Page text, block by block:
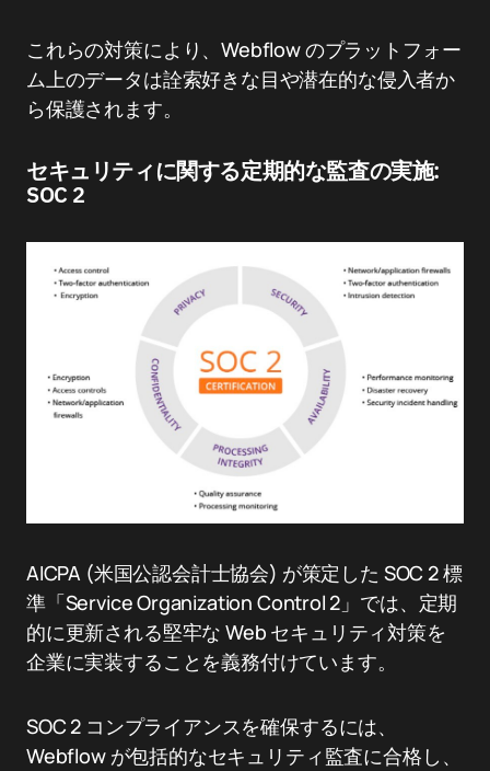
これらの対策により、Webflow のプラットフォー
ム上のデータは詮索好きな目や潜在的な侵入者か
ら保護されます。
セキュリティに関する定期的な監査の実施:
SOC 2
AICPA (米国公認会計士協会) が策定した SOC 2 標
準「Service Organization Control 2」では、定期
的に更新される堅牢な Web セキュリティ対策を
企業に実装することを義務付けています。
SOC 2 コンプライアンスを確保するには、
Webflow が包括的なセキュリティ監査に合格し、